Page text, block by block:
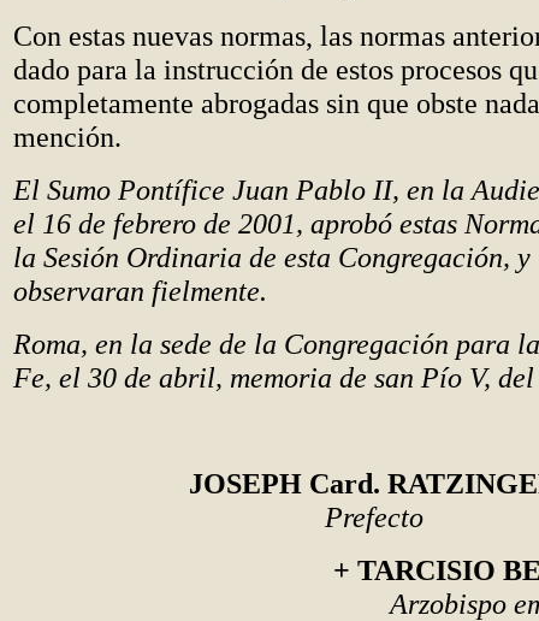
Con estas nuevas normas, las normas
dado para la instrucción de estos procesos
completamente abrogadas sin que obste
mención.
El Sumo Pontífice Juan Pablo II, en la
el 16 de febrero de 2001, aprobó estas
la Sesión Ordinaria de esta Congregación, y
observaran fielmente.
Roma, en la sede de la Congregación para
Fe, el 30 de abril, memoria de san Pío V,
JOSEPH Card.
Prefecto
+ TARCISIO
Arzobispo